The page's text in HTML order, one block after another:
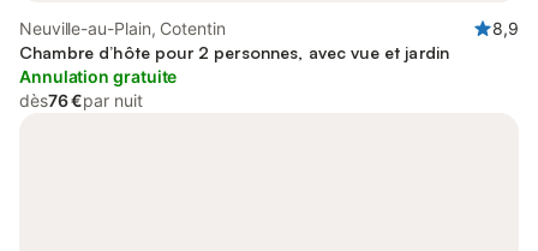
Neuville-au-Plain, Cotentin
8,9
Chambre d’hôte pour 2 personnes, avec vue et jardin
Annulation gratuite
dès76 €par nuit